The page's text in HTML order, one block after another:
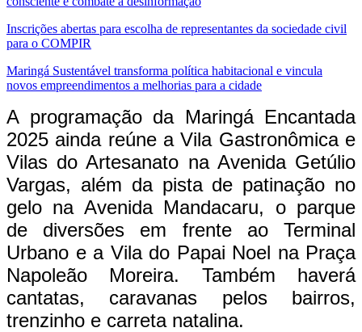
Inscrições abertas para escolha de representantes da sociedade civil
para o COMPIR
Maringá Sustentável transforma política habitacional e vincula
novos empreendimentos a melhorias para a cidade
A programação da Maringá Encantada
2025 ainda reúne a Vila Gastronômica e
Vilas do Artesanato na Avenida Getúlio
Vargas, além da pista de patinação no
gelo na Avenida Mandacaru, o parque
de diversões em frente ao Terminal
Urbano e a Vila do Papai Noel na Praça
Napoleão Moreira. Também haverá
cantatas, caravanas pelos bairros,
trenzinho e carreta natalina.